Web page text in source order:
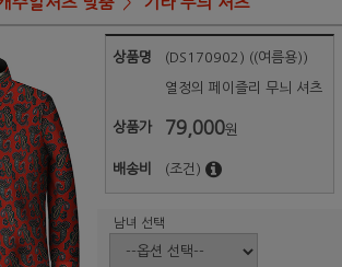
상품명 (DS170902) ((여름용))
열정의 페이즐리 무늬 셔츠
상품가 79,000원
배송비 (조건)
남녀 선택